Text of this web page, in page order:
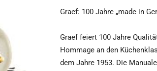
Graef: 100 Jahre „made in
Graef feiert 100 Jahre
Hommage an den
dem Jahre 1953. Die